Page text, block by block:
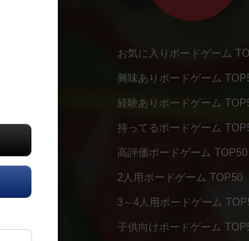
商品
販商品
いて
お気に入りボードゲーム
興味ありボードゲーム
経験ありボードゲーム
持ってるボードゲーム
高評価ボードゲーム TOP50
2人用ボードゲーム TOP50
3～4人用ボードゲーム
子供向けボードゲーム